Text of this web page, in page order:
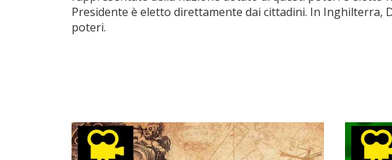
Presidente è eletto direttamente dai cittadini. In Inghilterra,
poteri.